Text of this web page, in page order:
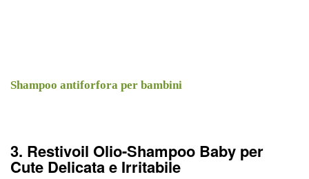
Shampoo antiforfora per bambini
3. Restivoil Olio-Shampoo Baby per
Cute Delicata e Irritabile